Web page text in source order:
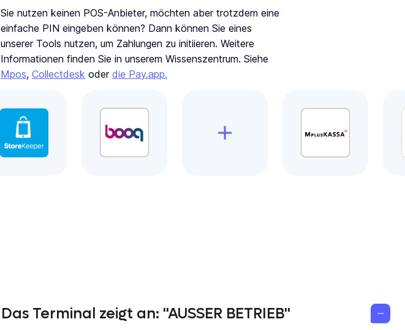
Sie nutzen keinen POS-Anbieter, möchten aber trotzdem eine
einfache PIN eingeben können? Dann können Sie eines
unserer Tools nutzen, um Zahlungen zu initiieren. Weitere
Informationen finden Sie in unserem Wissenszentrum. Siehe
Mpos, Collectdesk oder die Pay.app.
Das Terminal zeigt an: "AUSSER BETRIEB"